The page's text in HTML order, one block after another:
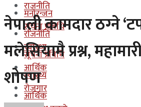
राजनीति
सूचना प्रबिधि
स्वास्थ्य
आर्थिक
रोजगार
मनोरन्जन
राजनीति
सूचना प्रबिधि
स्वास्थ्य
आर्थिक
नेपाली कामदार ठग्‍ने
मलेसियामै प्रश्न,
शोषण